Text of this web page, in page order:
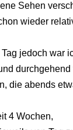
Sehen
wieder
jedoch war
durchgehend
die abends
4 Wochen,